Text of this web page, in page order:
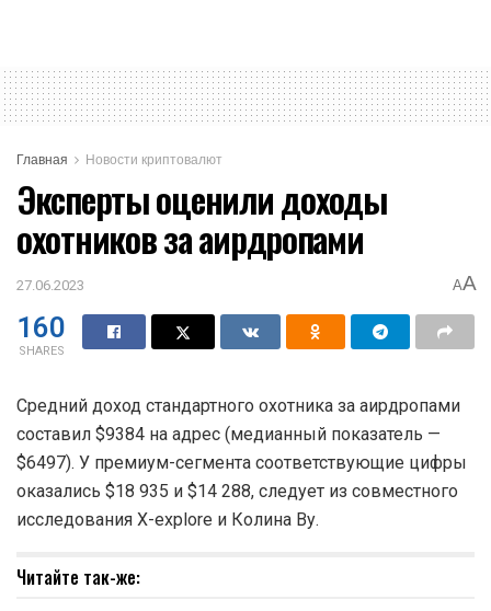
Главная Новости криптовалют
Эксперты оценили доходы
охотников за аирдропами
27.06.2023 AA
160
SHARES
Средний доход стандартного охотника за аирдропами
составил $9384 на адрес (медианный показатель —
$6497). У премиум-сегмента соответствующие цифры
оказались $18 935 и $14 288, следует из совместного
исследования X-explore и Колина Ву.
Читайте так-же: